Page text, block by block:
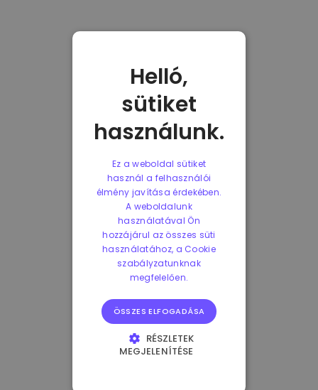
Helló,
sütiket
használunk.
Ez a weboldal sütiket
használ a felhasználói
élmény javítása érdekében.
A weboldalunk
használatával Ön
hozzájárul az összes süti
használatához, a Cookie
szabályzatunknak
megfelelően.
ÖSSZES ELFOGADÁSA
RÉSZLETEK
MEGJELENÍTÉSE